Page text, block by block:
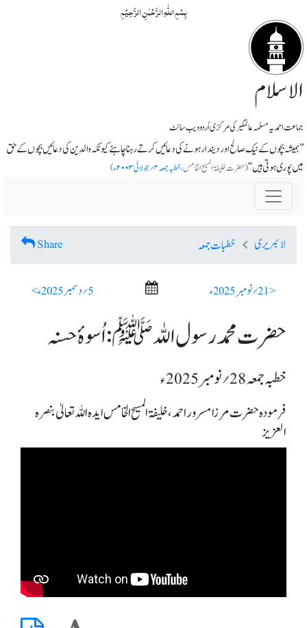
بِسۡمِ اللّٰہِ الرَّحۡمٰنِ الرَّحِیۡمِ
الاسلام
جماعت احمدیہ مسلمہ عالمگیر کی مرکزی اُردو ویب سائٹ
’’ہمیشہ بچوں کے نیک صالح اور دیندار ہونے کی دعائیں کرتے رہنا چاہئے کیونکہ والدین کی دعائیں بچوں کے حق
میں پوری ہوتی ہیں ‘‘(حضرت خلیفۃ المسیح الخامس،خطبہ جمعہ ۴؍جولائی ۲۰۰۳ء )
لائبریری خطبات جمعہ Share
< 21؍ نومبر 2025ء 5؍ دسمبر 2025ء >
حضرت محمد رسول اللہﷺ: اُسوۂ حسنہ
خطبہ جمعہ 28؍ نومبر 2025ء
فرمودہ حضرت مرزا مسرور احمد، خلیفۃ المسیح الخامس ایدہ اللہ تعالیٰ بنصرہ
العزیز